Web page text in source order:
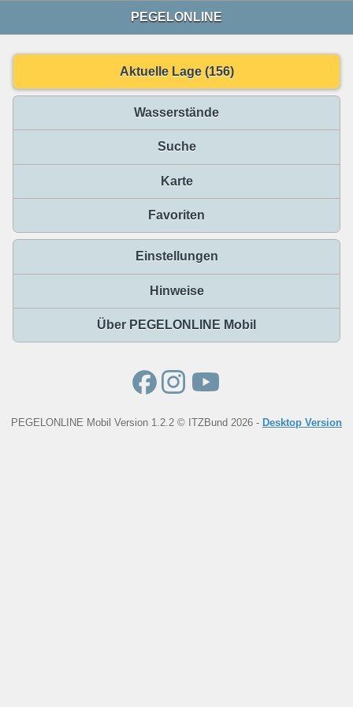
PEGELONLINE
Aktuelle Lage (156)
Wasserstände
Suche
Karte
Favoriten
Einstellungen
Hinweise
Über PEGELONLINE Mobil
PEGELONLINE Mobil Version 1.2.2 © ITZBund 2026 - Desktop Version